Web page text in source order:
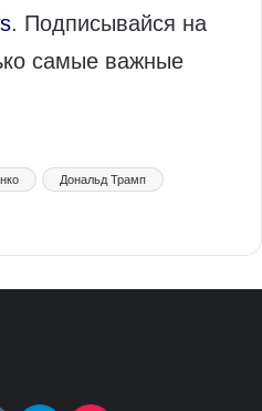
. Подписывайся на
самые важные
Дональд Трамп